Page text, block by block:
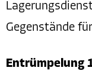
Gegenstände
Entrümpelung